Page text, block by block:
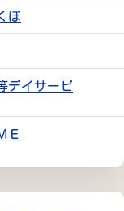
ぼ
デイサービ
Ｅ